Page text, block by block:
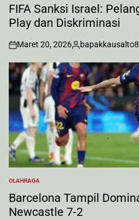
IN
FIFA Sanksi Israel:
Play dan Diskriminasi
on
Maret 20, 2026
Posted
by
POSTED
IN
OLAHRAGA
Barcelona Tampil
Newcastle 7-2